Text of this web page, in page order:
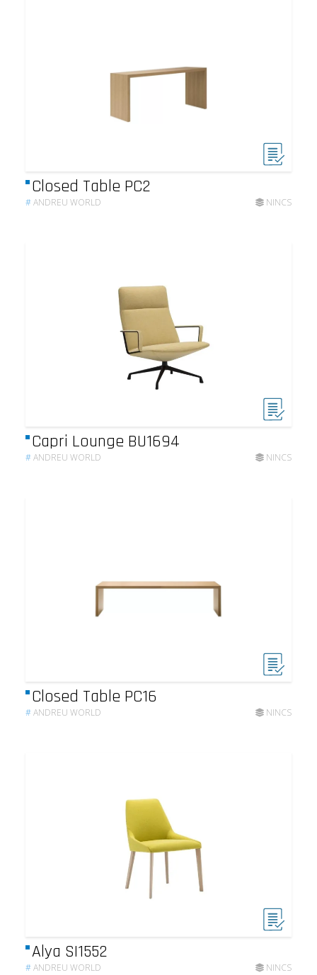
Closed Table PC2
#ANDREU WORLD NINCS
Capri Lounge BU1694
#ANDREU WORLD NINCS
Closed Table PC16
#ANDREU WORLD NINCS
Alya SI1552
#ANDREU WORLD NINCS